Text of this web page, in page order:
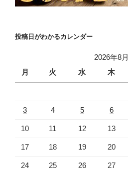
投稿日がわかるカレンダー
2026年8月
月
火 水 木
3 4 5 6
10 11 12 13
17 18 19 20
24 25 26 27